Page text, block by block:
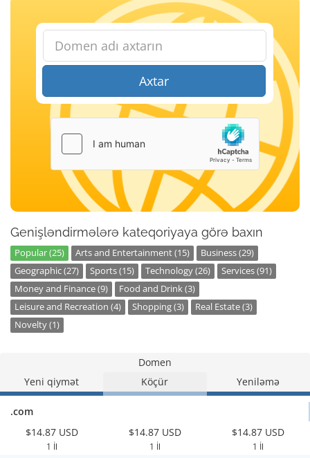
Axtar
Genişləndirmələrə kateqoriyaya görə baxın
Popular (25) Arts and Entertainment (15)
Business (29)
Geographic (27)
Sports (15) Technology (26)
Services (91)
Money and Finance (9)
Food and Drink (3)
Leisure and Recreation (4)
Shopping (3)
Real Estate (3)
Novelty (1)
Domen
Yeni qiymət
Köçür Yeniləmə
.com
$14.87 USD
1 İl
$14.87 USD
1 İl
$14.87 USD
1 İl